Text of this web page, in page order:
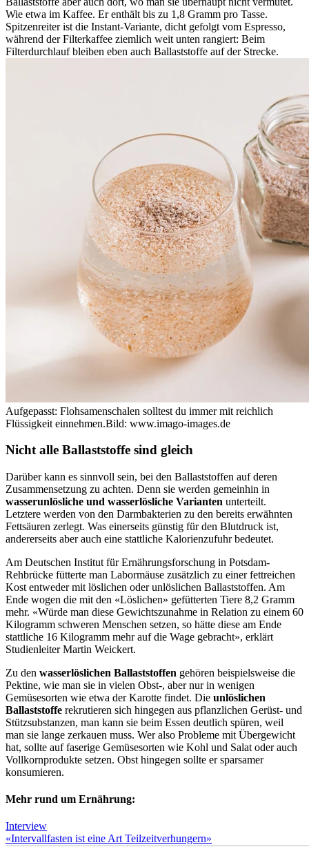
Wie etwa im Kaffee. Er enthält bis zu 1,8 Gramm pro Tasse.
Spitzenreiter ist die Instant-Variante, dicht gefolgt vom Espresso,
während der Filterkaffee ziemlich weit unten rangiert: Beim
Filterdurchlauf bleiben eben auch Ballaststoffe auf der Strecke.
Aufgepasst: Flohsamenschalen solltest du immer mit reichlich
Flüssigkeit einnehmen.Bild: www.imago-images.de
Nicht alle Ballaststoffe sind gleich
Darüber kann es sinnvoll sein, bei den Ballaststoffen auf deren
Zusammensetzung zu achten. Denn sie werden gemeinhin in
wasserunlösliche und wasserlösliche Varianten unterteilt.
Letztere werden von den Darmbakterien zu den bereits erwähnten
Fettsäuren zerlegt. Was einerseits günstig für den Blutdruck ist,
andererseits aber auch eine stattliche Kalorienzufuhr bedeutet.
Am Deutschen Institut für Ernährungsforschung in Potsdam-
Rehbrücke fütterte man Labormäuse zusätzlich zu einer fettreichen
Kost entweder mit löslichen oder unlöslichen Ballaststoffen. Am
Ende wogen die mit den «Löslichen» gefütterten Tiere 8,2 Gramm
mehr. «Würde man diese Gewichtszunahme in Relation zu einem 60
Kilogramm schweren Menschen setzen, so hätte diese am Ende
stattliche 16 Kilogramm mehr auf die Wage gebracht», erklärt
Studienleiter Martin Weickert.
Zu den wasserlöslichen Ballaststoffen gehören beispielsweise die
Pektine, wie man sie in vielen Obst-, aber nur in wenigen
Gemüsesorten wie etwa der Karotte findet. Die unlöslichen
Ballaststoffe rekrutieren sich hingegen aus pflanzlichen Gerüst- und
Stützsubstanzen, man kann sie beim Essen deutlich spüren, weil
man sie lange zerkauen muss. Wer also Probleme mit Übergewicht
hat, sollte auf faserige Gemüsesorten wie Kohl und Salat oder auch
Vollkornprodukte setzen. Obst hingegen sollte er sparsamer
konsumieren.
Mehr rund um Ernährung:
Interview
«Intervallfasten ist eine Art Teilzeitverhungern»